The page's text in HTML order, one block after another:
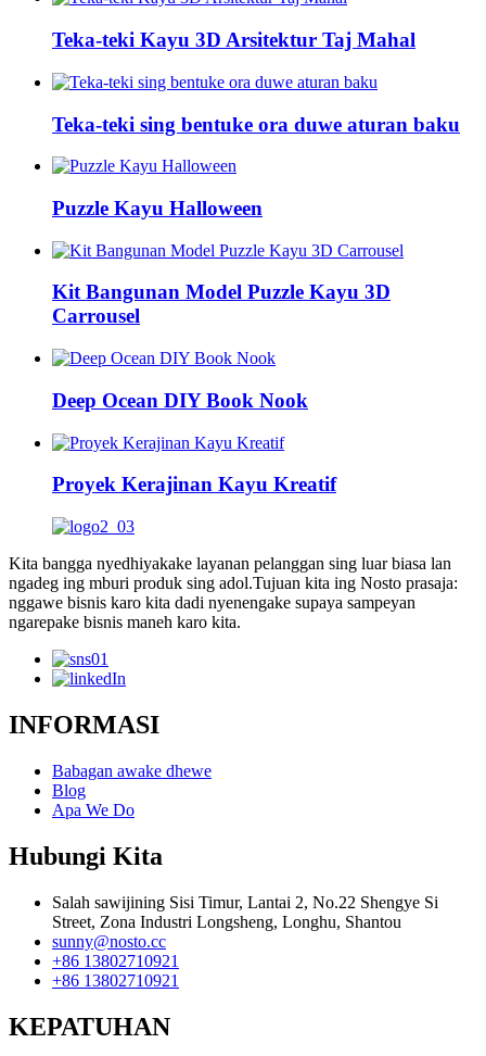
Teka-teki Kayu 3D Arsitektur Taj Mahal
Teka-teki sing bentuke ora duwe aturan baku
Puzzle Kayu Halloween
Kit Bangunan Model Puzzle Kayu 3D
Carrousel
Deep Ocean DIY Book Nook
Proyek Kerajinan Kayu Kreatif
Kita bangga nyedhiyakake layanan pelanggan sing luar biasa lan
ngadeg ing mburi produk sing adol.Tujuan kita ing Nosto prasaja:
nggawe bisnis karo kita dadi nyenengake supaya sampeyan
ngarepake bisnis maneh karo kita.
INFORMASI
Babagan awake dhewe
Blog
Apa We Do
Hubungi Kita
Salah sawijining Sisi Timur, Lantai 2, No.22 Shengye Si
Street, Zona Industri Longsheng, Longhu, Shantou
sunny@nosto.cc
+86 13802710921
+86 13802710921
KEPATUHAN